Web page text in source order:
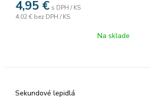
4,95 € s DPH / KS
4,02 € bez DPH / KS
Na sklade
Sekundové lepidlá